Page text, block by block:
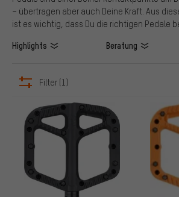
– übertragen aber auch Deine Kraft. Aus
ist es wichtig, dass Du die richtigen Pedale
Highlights Beratung
Filter (1)